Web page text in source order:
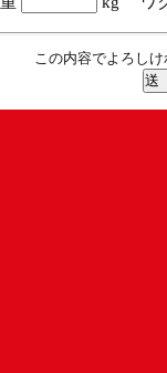
この内容でよろし